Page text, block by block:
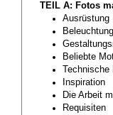
TEIL A: Fotos
Ausrüstung
Beleuchtung
Beliebte
Inspiration
Die Arbeit
Requisiten